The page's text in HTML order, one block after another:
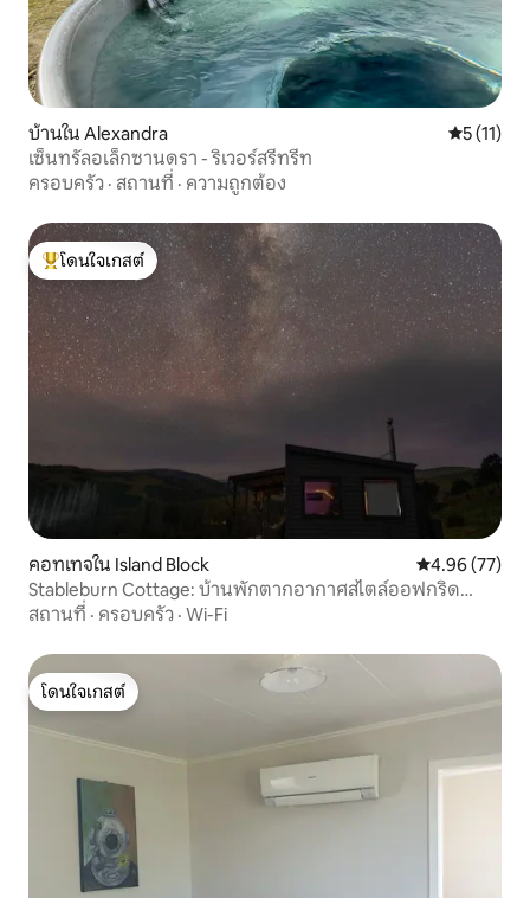
บ้านใน Alexandra คะแนนเฉ
5 (11)
เซ็นทรัลอเล็กซานดรา - ริเวอร์สรีทรีท
ครอบครัว · สถานที่ · ความถูกต้อง
โดนใจเกสต์ที่สุด
โดนใจเกสต์
คอทเทจใน Island Block คะแนนเฉลี่ย
4.96 (77)
Stableburn Cottage: บ้านพักตากอากาศสไตล์ออฟกริด
สำหรับครอบครัว
สถานที่ · ครอบครัว · Wi-Fi
โดนใจเกสต์
โดนใจเกสต์